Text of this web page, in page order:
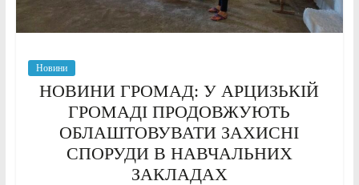
Новини
НОВИНИ ГРОМАД: У АРЦИЗЬКІЙ
ГРОМАДІ ПРОДОВЖУЮТЬ
ОБЛАШТОВУВАТИ ЗАХИСНІ
СПОРУДИ В НАВЧАЛЬНИХ
ЗАКЛАДАХ